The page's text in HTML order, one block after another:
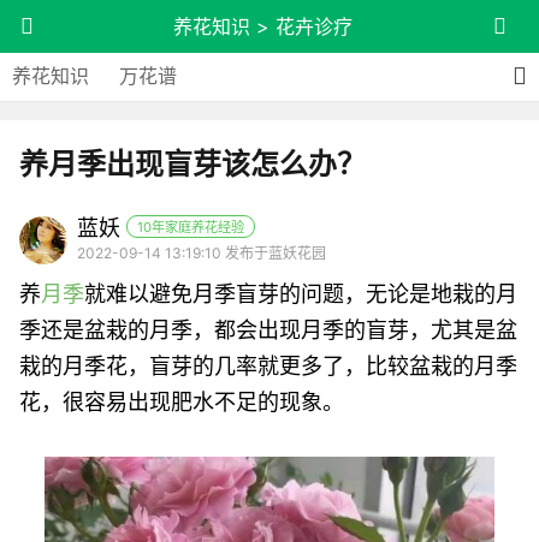
养花知识 > 花卉诊疗
养花知识 万花谱
养月季出现盲芽该怎么办？
蓝妖 10年家庭养花经验
2022-09-14 13:19:10 发布于蓝妖花园
养月季就难以避免月季盲芽的问题，无论是地栽的月
季还是盆栽的月季，都会出现月季的盲芽，尤其是盆
栽的月季花，盲芽的几率就更多了，比较盆栽的月季
花，很容易出现肥水不足的现象。